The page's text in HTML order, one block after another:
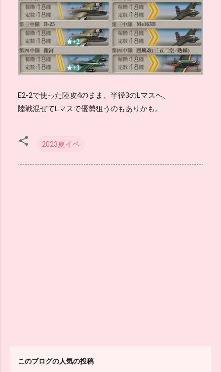
E2-2で使った陸攻4のまま、半径3のLマスへ。
陸戦混ぜてLマスで優勢狙うのもありかも。
2023夏イベ
このブログの人気の投稿